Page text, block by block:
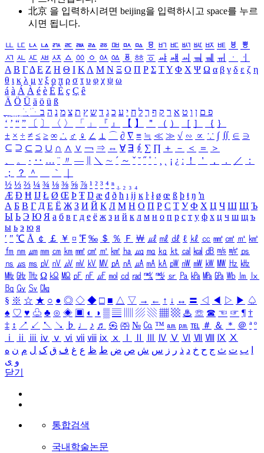
北京 을 입력하시려면 beijing을 입력하시고 space를 누르
시면 됩니다.
ㅥ ㅦ ㅧ ㅨ ㅩ ㅪ ㅫ ㅬ ㅭ ㅮ ㅯ ㅰ ㅱ ㅲ ㅳ ㅴ ㅵ ㅶ ㅷ ㅸ
ㅹ
ㅺ ㅻ ㅼ ㅽ ㅾ ㅿ ㆀ ㆁ ㆂ ㆃ ㆄ ㆅ ㆆ ㆇ ㆈ ㆉ ㆊ ㆋ ㆌ ㆍ
ㆎ
Α Β ΓΔ Ε Ζ Η Θ Ι ΚΛ Μ Ν Ξ Ο Π Ρ Σ ΤΥ Φ Χ Ψ Ω α β γ δ ε ζ η
θ ι κ λ μ ν ξ ο π ρ σ τ υ φ χ ψ ω
á à Á À é è É È ç Ç ê
Ä Ö Ü ä ö ü ß
ִֶֹ ֻּ ׁׂ פ ם ן ו ט א ר ק ף ך ל ח י ע כ ג ד ש ץ ת צ מ נ ה ב
‘ ’ “ ” 〔 〕 〈 〉 「 」 『 』 【 】 ＂ （ ） ［ ］ ｛ ｝
± × ÷ ≠ ≤ ≥ ∞ ∴ ♂ ♀ ∠ ⊥ ⌒ ∂ ∇ ≡ ≒ ≪ ≫ √ ∽ ∝ ∵ ∫ ∬ ∈ ∋
⊆ ⊇ ⊂ ⊃ ∪ ∩ ∧ ∨ ￢ ⇒ ⇔ ∀ ∃ ∮ ∑ ∏ ＋ － ＜ ＝
＞
、
。 · ‥ … ¨ 〃 ― ＼ ∼ ´ ～ ˇ ˘ ˝ ˚ ˙ ¸ ¡ ¿ ː ！ ＇ ， ． ／
：
；
？ ＾ ｀
½ ⅓ ⅔ ¼ ¾ ⅛ ⅜ ⅝ ⅞ ¹ ² ³ ⁴ ⁿ ₁ ₂ ₃ ₄
Æ Ð Ħ Ĳ Ł Ø Œ Þ Ŧ Ŋ æ đ ð ħ ı ĳ ĸ ŀ ł ø œ ß þ ŧ ŋ ŉ
А Б В Г Д Е Ё Ж З И Й К Л М Н О П Р С Т У Ф Х Ц Ч Ш Щ Ъ
Ы Ь Э Ю Я а б в г д е ё ж з и й к л м н о п р с т у ф х ц ч ш щ ъ
ы ь э ю я
′ ″ ℃ Å ￠ ￡ ￥ ¤ ℉ ‰ ＄ ％ Ｆ ￦ ㎕ ㎖ ㎗ ℓ ㎘ ㏄ ㎣ ㎤ ㎥ ㎦
㎙ ㎚ ㎛ ㎜ ㎝ ㎞ ㎟ ㎠ ㎡ ㎢ ㏊ ㎍ ㎎ ㎏ ㏏ ㎈ ㎉ ㏈ ㎧ ㎨ ㎰
㎱ ㎲ ㎳ ㎴ ㎵ ㎶ ㎷ ㎸ ㎹ ㎀ ㎁ ㎂ ㎃ ㎄ ㎺ ㎻ ㎽ ㎾ ㎿ ㎐ ㎑
㎒ ㎓ ㎔ Ω ㏀ ㏁ ㎊ ㎋ ㎌ ㏖ ㏅ ㎭ ㎮ ㎯ ㏛ ㎩ ㎪ ㎫ ㎬ ㏝ ㏐
㏓
㏃ ㏉ ㏜ ㏆
§ ※ ☆ ★ ○ ● ◎ ◇ ◆ □ ■ △ ▽ → ← ↑ ↓ ↔ 〓 ◁ ◀ ▷ ▶ ♤
♠ ♡ ♥ ♧ ♣ ⊙ ◈ ▣ ◐ ◑ ▒ ▤ ▨ ▧ ▦ ▩ ♨ ☏ ☎ ☜ ☞ ¶ †
‡ ↕ ↗ ↙ ↖ ↘ ♭ ♩ ♪ ♬ ㉿ ㈜ № ㏇ ™ ㏂ ㏘ ℡ ＃ ＆ ＊ ＠ ª º
ⅰ
ⅱ ⅲ ⅳ ⅴ ⅵ ⅶ ⅷ ⅸ ⅹ Ⅳ Ⅴ Ⅵ Ⅶ Ⅷ Ⅸ Ⅹ
ب ت ث ج ح خ د ذ ر ز س ش ص ض ط ظ ع غ ف ق ک ل م ن ه
و ی
닫기
통합검색
국내학술논문